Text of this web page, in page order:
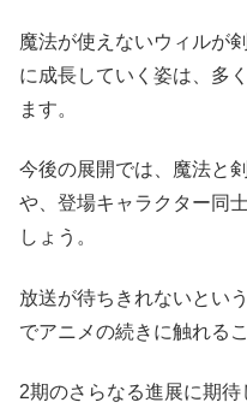
魔法が使えないウィルが
に成長していく姿は、多
ます。
今後の展開では、魔法と
や、登場キャラクター同
しょう。
放送が待ちきれないとい
でアニメの続きに触れる
2期のさらなる進展に期